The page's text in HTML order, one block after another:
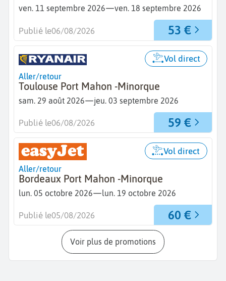
ven. 11 septembre 2026—ven. 18 septembre 2026
53 €
Publié le06/08/2026
Aller/retour
Toulouse Port Mahon -Minorque
sam. 29 août 2026—jeu. 03 septembre 2026
Vol direct
59 €
Publié le06/08/2026
Aller/retour
Bordeaux Port Mahon -Minorque
lun. 05 octobre 2026— lun. 19 octobre 2026
Vol direct
60 €
Publié le05/08/2026
Voir plus de promotions